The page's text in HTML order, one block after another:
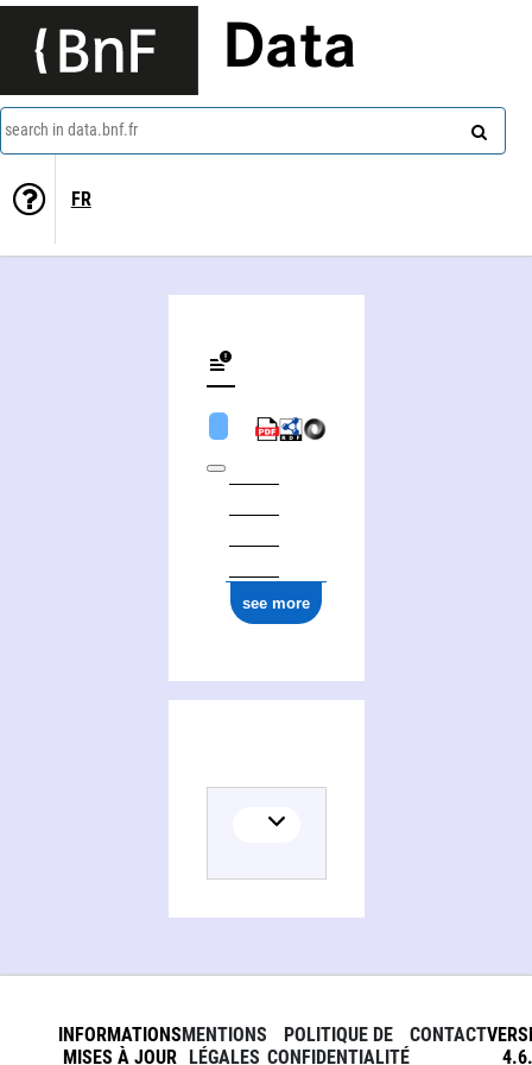
Data
search in data.bnf.fr
FR
see more
INFORMATIONS
MISES À JOUR
MENTIONS
LÉGALES
POLITIQUE DE
CONFIDENTIALITÉ
CONTACT